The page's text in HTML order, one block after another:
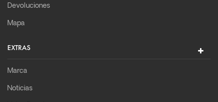
Devoluciones
Mapa
EXTRAS
Marca
Noticias